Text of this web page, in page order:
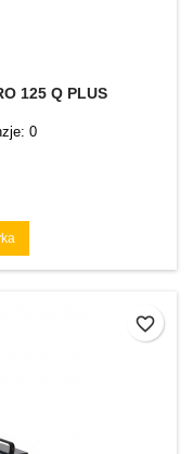
125 Q PLUS
0
favorite_border